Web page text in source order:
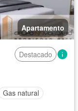
Apartamento
Destacado
Gas natural